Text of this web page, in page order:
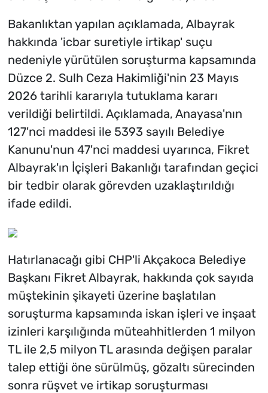
Bakanlıktan yapılan açıklamada, Albayrak
hakkında 'icbar suretiyle irtikap' suçu
nedeniyle yürütülen soruşturma kapsamında
Düzce 2. Sulh Ceza Hakimliği'nin 23 Mayıs
2026 tarihli kararıyla tutuklama kararı
verildiği belirtildi. Açıklamada, Anayasa'nın
127'nci maddesi ile 5393 sayılı Belediye
Kanunu'nun 47'nci maddesi uyarınca, Fikret
Albayrak'ın İçişleri Bakanlığı tarafından geçici
bir tedbir olarak görevden uzaklaştırıldığı
ifade edildi.
Hatırlanacağı gibi CHP'li Akçakoca Belediye
Başkanı Fikret Albayrak, hakkında çok sayıda
müştekinin şikayeti üzerine başlatılan
soruşturma kapsamında iskan işleri ve inşaat
izinleri karşılığında müteahhitlerden 1 milyon
TL ile 2,5 milyon TL arasında değişen paralar
talep ettiği öne sürülmüş, gözaltı sürecinden
sonra rüşvet ve irtikap soruşturması